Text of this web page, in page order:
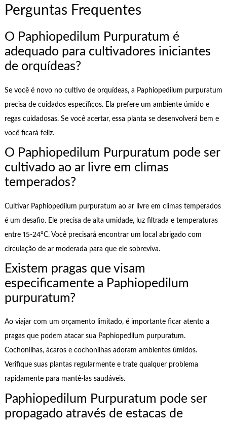
Perguntas Frequentes
O Paphiopedilum Purpuratum é
adequado para cultivadores iniciantes
de orquídeas?
Se você é novo no cultivo de orquídeas, a Paphiopedilum purpuratum
precisa de cuidados específicos. Ela prefere um ambiente úmido e
regas cuidadosas. Se você acertar, essa planta se desenvolverá bem e
você ficará feliz.
O Paphiopedilum Purpuratum pode ser
cultivado ao ar livre em climas
temperados?
Cultivar Paphiopedilum purpuratum ao ar livre em climas temperados
é um desafio. Ele precisa de alta umidade, luz filtrada e temperaturas
entre 15-24°C. Você precisará encontrar um local abrigado com
circulação de ar moderada para que ele sobreviva.
Existem pragas que visam
especificamente a Paphiopedilum
purpuratum?
Ao viajar com um orçamento limitado, é importante ficar atento a
pragas que podem atacar sua Paphiopedilum purpuratum.
Cochonilhas, ácaros e cochonilhas adoram ambientes úmidos.
Verifique suas plantas regularmente e trate qualquer problema
rapidamente para mantê-las saudáveis.
Paphiopedilum Purpuratum pode ser
propagado através de estacas de